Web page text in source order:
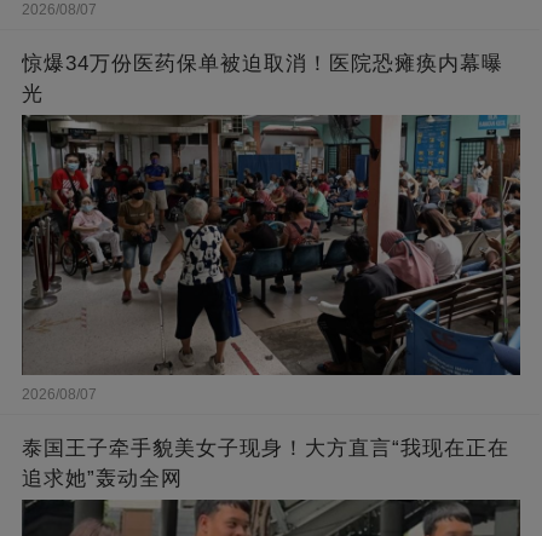
2026/08/07
惊爆34万份医药保单被迫取消！医院恐瘫痪内幕曝
光
2026/08/07
泰国王子牵手貌美女子现身！大方直言“我现在正在
追求她”轰动全网